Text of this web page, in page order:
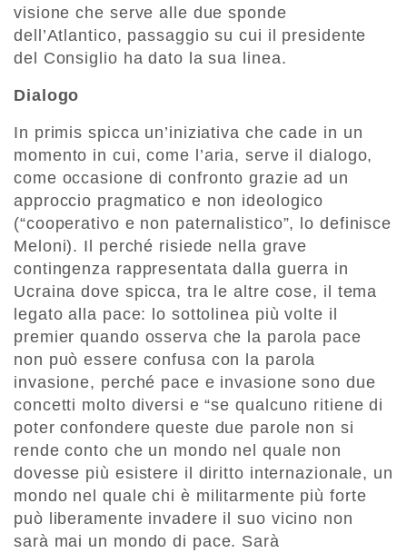
visione che serve alle due sponde
dell’Atlantico, passaggio su cui il presidente
del Consiglio ha dato la sua linea.
Dialogo
In primis spicca un’iniziativa che cade in un
momento in cui, come l’aria, serve il dialogo,
come occasione di confronto grazie ad un
approccio pragmatico e non ideologico
(“cooperativo e non paternalistico”, lo definisce
Meloni). Il perché risiede nella grave
contingenza rappresentata dalla guerra in
Ucraina dove spicca, tra le altre cose, il tema
legato alla pace: lo sottolinea più volte il
premier quando osserva che la parola pace
non può essere confusa con la parola
invasione, perché pace e invasione sono due
concetti molto diversi e “se qualcuno ritiene di
poter confondere queste due parole non si
rende conto che un mondo nel quale non
dovesse più esistere il diritto internazionale, un
mondo nel quale chi è militarmente più forte
può liberamente invadere il suo vicino non
sarà mai un mondo di pace. Sarà